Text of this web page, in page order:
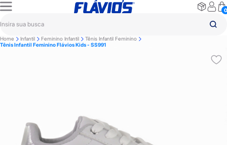
0
Home Infantil Feminino Infantil
Tênis Infantil Feminino
Tênis Infantil Feminino Flávios Kids - SS991